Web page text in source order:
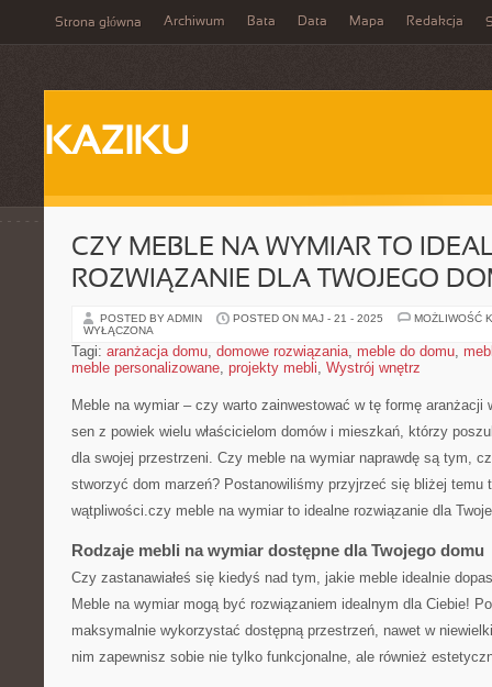
Strona główna Archiwum Bata Data Mapa Redakcja
KAZIKU
CZY MEBLE NA WYMIAR TO
ROZWIĄZANIE DLA TWOJEGO
POSTED BY ADMIN POSTED ON MAJ - 21 - 2025
MOŻLIWOŚĆ
WYŁĄCZONA
Tagi: aranżacja domu, domowe rozwiązania, meble do domu,
meble personalizowane, projekty mebli, Wystrój wnętrz
Meble na wymiar – czy ⁣warto zainwestować w tę ‌formę aranżacji
sen z powiek wielu ‌właścicielom domów i mieszkań, którzy
dla swojej przestrzeni. Czy ⁤meble na wymiar naprawdę ⁢są tym,
stworzyć dom marzeń? ‌Postanowiliśmy przyjrzeć się⁣ bliżej temu
wątpliwości.czy meble ‌na wymiar to idealne rozwiązanie dla
Rodzaje mebli na wymiar dostępne dla ⁤Twojego domu
Czy ​zastanawiałeś się kiedyś ⁢nad tym, ⁢jakie⁣ meble idealnie
Meble na wymiar mogą być rozwiązaniem ⁢idealnym dla Ciebie!
maksymalnie wykorzystać dostępną przestrzeń, nawet w
nim zapewnisz sobie nie tylko funkcjonalne, ale również